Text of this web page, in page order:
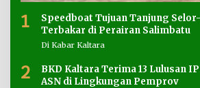
1
Speedboat Tujuan Tanjung
Terbakar di Perairan Salimbatu
Di Kabar Kaltara
2
BKD Kaltara Terima 13 Lulusan
ASN di Lingkungan Pemprov